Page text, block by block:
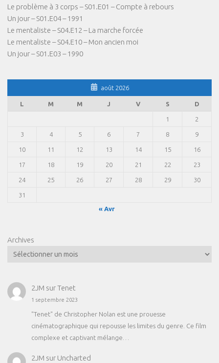
Le problème à 3 corps – S01.E01 – Compte à rebours
Un jour – S01.E04 – 1991
Le mentaliste – S04.E12 – La marche forcée
Le mentaliste – S04.E10 – Mon ancien moi
Un jour – S01.E03 – 1990
août 2026
L M M J V S D
1 2
3 4 5 6 7 8 9
10 11 12 13 14 15 16
17 18 19 20 21 22 23
24 25 26 27 28 29 30
31
« Avr
Archives
2JM surTenet
1 septembre 2023
"Tenet" de Christopher Nolan est une prouesse
cinématographique qui repousse les limites du genre. Ce film
complexe et captivant mélange…
2JM sur Uncharted